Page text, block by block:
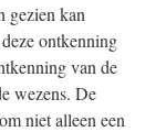
gezien kan
ontkenning
van de
wezens. De
niet alleen een